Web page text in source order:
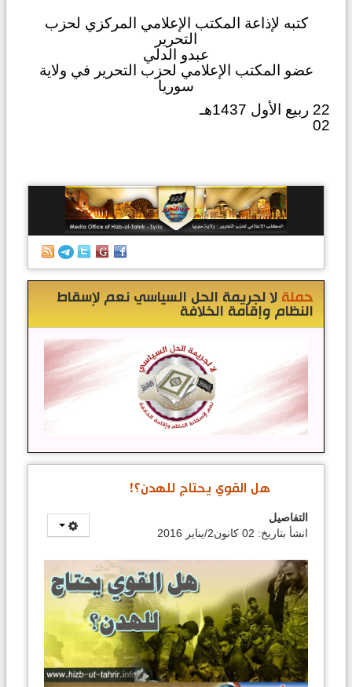
كتبه لإذاعة المكتب الإعلامي المركزي لحزب
التحرير
عبدو الدلي
عضو المكتب الإعلامي لحزب التحرير في ولاية
سوريا
22 ربيع الأول 1437هـ
02
الرئيسية
أنشطة
وفعاليات
منبر
الكتب
تواصل
معنا
إذاعة
المكتب/
قناتنا
على
تيليغرام
حملة لا لجريمة الحل السياسي نعم لإسقاط
النظام وإقامة الخلافة
هل القوي يحتاج للهدن؟!
التفاصيل
انشأ بتاريخ: 02 كانون2/يناير 2016